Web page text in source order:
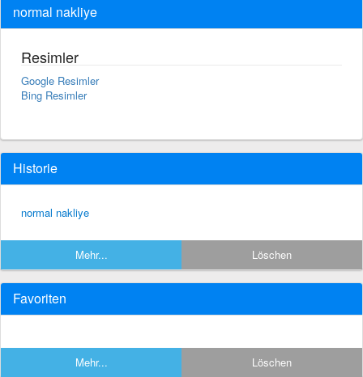
normal nakliye
Resimler
Google Resimler
Bing Resimler
Historie
normal nakliye
Mehr... Löschen
Favoriten
Mehr... Löschen